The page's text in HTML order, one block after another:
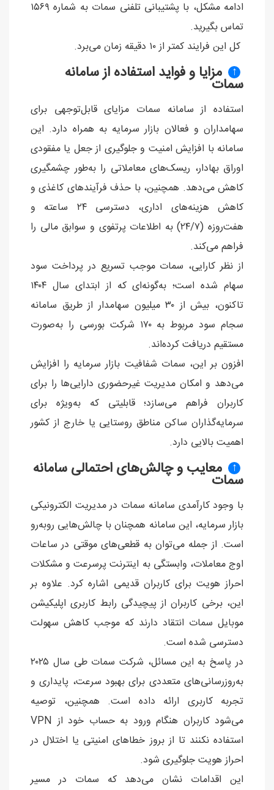
ادامه مشکل، با پشتیبانی تلفنی سمات به شماره ۱۵۶۹
تماس بگیرید.
کل این فرایند کمتر از ۱۰ دقیقه زمان می‌برد.
↑ مزایا و فواید استفاده از سامانه
سمات
استفاده از سامانه سمات مزایای قابل‌توجهی برای
سهامداران و فعالان بازار سرمایه به همراه دارد. این
سامانه با افزایش امنیت و جلوگیری از جعل یا مفقودی
اوراق بهادار، ریسک‌های معاملاتی را به‌طور چشمگیری
کاهش می‌دهد. همچنین، با حذف فرآیندهای کاغذی و
کاهش هزینه‌های اداری، دسترسی ۲۴ ساعته و
هفت‌روزه (۲۴/۷) به اطلاعات پرتفوی و سوابق مالی را
فراهم می‌کند.
از نظر کارایی، سمات موجب تسریع در پرداخت سود
سهام شده است؛ به‌گونه‌ای که از ابتدای سال ۱۴۰۴
تاکنون، بیش از ۳۰ میلیون سهامدار از طریق سامانه
سجام سود مربوط به ۱۷۰ شرکت بورسی را به‌صورت
مستقیم دریافت کرده‌اند.
افزون بر این، سمات شفافیت بازار سرمایه را افزایش
می‌دهد و امکان مدیریت غیرحضوری دارایی‌ها را برای
کاربران فراهم می‌سازد؛ قابلیتی که به‌ویژه برای
سرمایه‌گذاران ساکن مناطق روستایی یا خارج از کشور
اهمیت بالایی دارد.
↑ معایب و چالش‌های احتمالی سامانه
سمات
با وجود کارآمدی سامانه سمات در مدیریت الکترونیکی
بازار سرمایه، این سامانه همچنان با چالش‌هایی روبه‌رو
است. از جمله می‌توان به قطعی‌های موقتی در ساعات
اوج معاملات، وابستگی به اینترنت پرسرعت و مشکلات
احراز هویت برای کاربران قدیمی اشاره کرد. علاوه بر
این، برخی کاربران از پیچیدگی رابط کاربری اپلیکیشن
موبایل سمات انتقاد دارند که موجب کاهش سهولت
دسترسی شده است.
در پاسخ به این مسائل، شرکت سمات طی سال ۲۰۲۵
به‌روزرسانی‌های متعددی برای بهبود سرعت، پایداری و
تجربه کاربری ارائه داده است. همچنین، توصیه
می‌شود کاربران هنگام ورود به حساب خود از VPN
استفاده نکنند تا از بروز خطاهای امنیتی یا اختلال در
احراز هویت جلوگیری شود.
این اقدامات نشان می‌دهد که سمات در مسیر